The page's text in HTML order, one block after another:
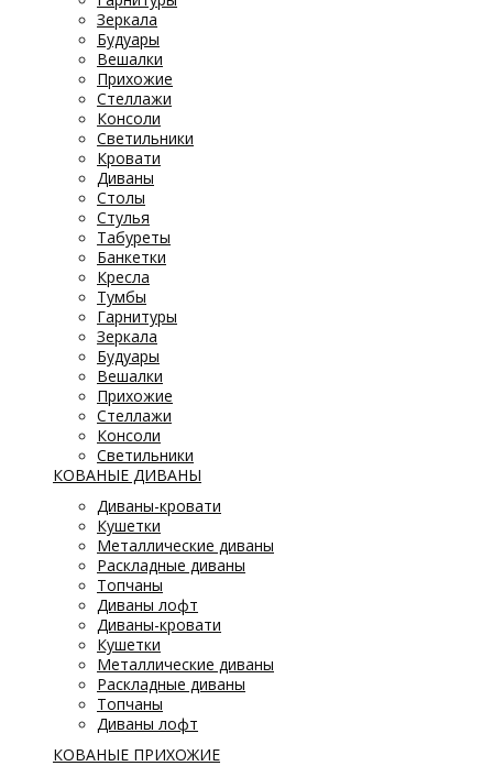
Зеркала
Будуары
Вешалки
Прихожие
Стеллажи
Консоли
Светильники
Кровати
Диваны
Столы
Стулья
Табуреты
Банкетки
Кресла
Тумбы
Гарнитуры
Зеркала
Будуары
Вешалки
Прихожие
Стеллажи
Консоли
Светильники
КОВАНЫЕ ДИВАНЫ
Диваны-кровати
Кушетки
Металлические диваны
Раскладные диваны
Топчаны
Диваны лофт
Диваны-кровати
Кушетки
Металлические диваны
Раскладные диваны
Топчаны
Диваны лофт
КОВАНЫЕ ПРИХОЖИЕ